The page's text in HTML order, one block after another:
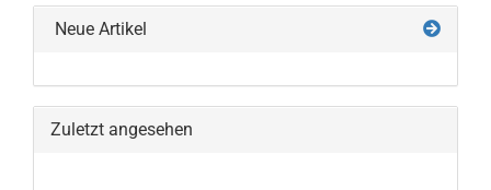
Neue Artikel
Zuletzt angesehen